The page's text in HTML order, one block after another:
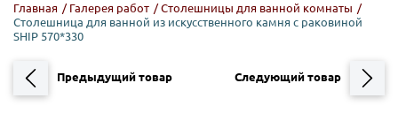
Главная / Галерея работ /Столешницы для ванной комнаты /
Столешница для ванной из искусственного камня с раковиной
SHIP 570*330